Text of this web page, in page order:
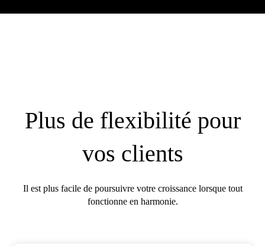
Plus de flexibilité pour
vos clients
Il est plus facile de poursuivre votre croissance lorsque tout
fonctionne en harmonie.